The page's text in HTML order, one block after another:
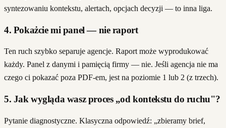
syntezowaniu kontekstu, alertach, opcjach decyzji — to inna liga.
4. Pokażcie mi panel — nie raport
Ten ruch szybko separuje agencje. Raport może wyprodukować
każdy. Panel z danymi i pamięcią firmy — nie. Jeśli agencja nie ma
czego ci pokazać poza PDF-em, jest na poziomie 1 lub 2 (z trzech).
5. Jak wygląda wasz proces „od kontekstu do ruchu"?
Pytanie diagnostyczne. Klasyczna odpowiedź: „zbieramy brief,